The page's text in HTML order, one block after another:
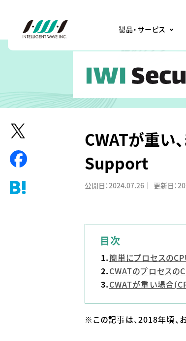
製品・サービス
CWATが重い
Support
公開日：2024.07.26 ｜ 更新日：
目次
簡単にプロセスの
CWATのプロセスの
CWATが重い場合
※この記事は、 2018年頃、